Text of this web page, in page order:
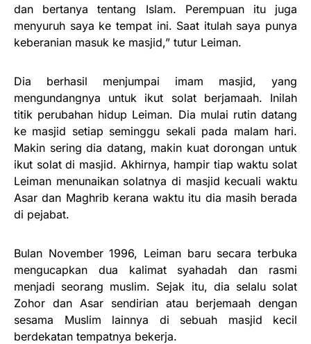
dan bertanya tentang Islam. Perempuan itu juga
menyuruh saya ke tempat ini. Saat itulah saya punya
keberanian masuk ke masjid,” tutur Leiman.
Dia berhasil menjumpai imam masjid, yang
mengundangnya untuk ikut solat berjamaah. Inilah
titik perubahan hidup Leiman. Dia mulai rutin datang
ke masjid setiap seminggu sekali pada malam hari.
Makin sering dia datang, makin kuat dorongan untuk
ikut solat di masjid. Akhirnya, hampir tiap waktu solat
Leiman menunaikan solatnya di masjid kecuali waktu
Asar dan Maghrib kerana waktu itu dia masih berada
di pejabat.
Bulan November 1996, Leiman baru secara terbuka
mengucapkan dua kalimat syahadah dan rasmi
menjadi seorang muslim. Sejak itu, dia selalu solat
Zohor dan Asar sendirian atau berjemaah dengan
sesama Muslim lainnya di sebuah masjid kecil
berdekatan tempatnya bekerja.